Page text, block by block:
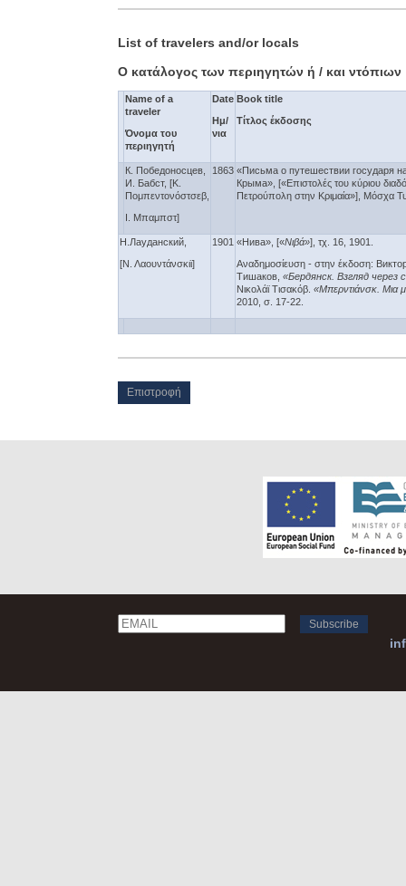
List of travelers and/or locals
Ο κατάλογος των περιηγητών ή / και ντόπιων
Name of а
traveler
Όνομα του
περιηγητή
Date
Ημ/
νια
Book title
Τίτλος έκδοσης
К. Победоносцев,
И. Бабст, [Κ.
Πομπεντονόστσεβ,
Ι. Μπαμπστ]
1863 «Письма о путешествии государя
Крыма», [«Επιστολές του κύριου
Πετρούπολη στην Κριμαία»], Μόσχα
Н.Лауданский,
[Ν. Λαουντάνσκιϊ]
1901 «Нива», [«Νιβά»], τχ. 16, 1901.
Αναδημοσίευση - στην έκδοση:
Тишаков, «Бердянск. Взгляд через
Νικολάϊ Τισακόβ. «Μπερντιάνσκ. Μια
2010, σ. 17-22.
Επιστροφή
Email
Name